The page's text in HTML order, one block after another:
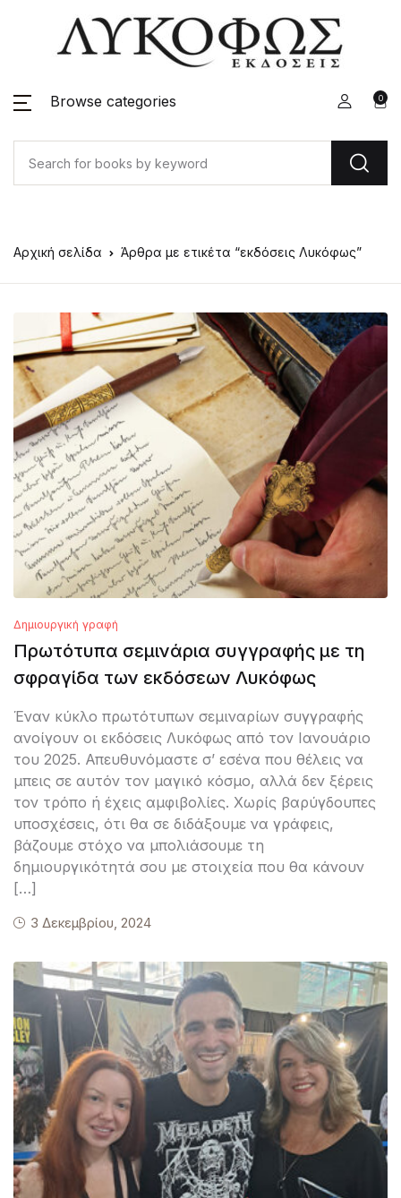
Browse categories 0
Αρχική σελίδα Άρθρα με ετικέτα “εκδόσεις Λυκόφως”
Δημιουργική γραφή
Πρωτότυπα σεμινάρια συγγραφής με τη
σφραγίδα των εκδόσεων Λυκόφως
Έναν κύκλο πρωτότυπων σεμιναρίων συγγραφής
ανοίγουν οι εκδόσεις Λυκόφως από τον Ιανουάριο
του 2025. Απευθυνόμαστε σ’ εσένα που θέλεις να
μπεις σε αυτόν τον μαγικό κόσμο, αλλά δεν ξέρεις
τον τρόπο ή έχεις αμφιβολίες. Χωρίς βαρύγδουπες
υποσχέσεις, ότι θα σε διδάξουμε να γράφεις,
βάζουμε στόχο να μπολιάσουμε τη
δημιουργικότητά σου με στοιχεία που θα κάνουν
[…]
3 Δεκεμβρίου, 2024